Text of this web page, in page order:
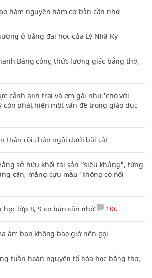
hàm nguyên hàm cơ bản cần nhớ
ở bằng đại học của Lý Nhã Kỳ
Bảng công thức lượng giác bằng thơ,
cảnh anh trai và em gái như 'chó với
còn phát hiện một vấn đề trong giáo dục
thân rồi chôn ngồi dưới bãi cát
sở hữu khối tài sản "siêu khủng", từng
cân, mắng cựu mẫu 'không có nổi
học lớp 8, 9 cơ bản cần nhớ 106
ám bạn không bao giờ nên gọi
tuần hoàn nguyên tố hóa học bằng thơ,